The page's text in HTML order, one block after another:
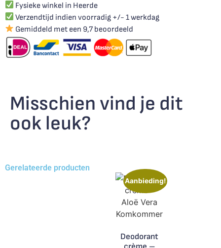
Fysieke winkel in Heerde
Verzendtijd indien voorradig +/- 1 werkdag
Gemiddeld met een 9,7 beoordeeld
Misschien vind je dit
ook leuk?
Gerelateerde producten
Aanbieding!
Deodorant